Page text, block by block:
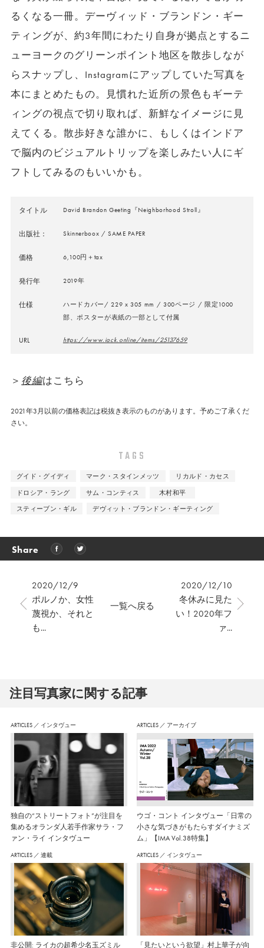
るくなる一冊。デーヴィッド・ブランドン・ギー
ティングが、約3年間にわたり自身が拠点とするニ
ューヨークのグリーンポイント地区を散歩しなが
らスナップし、Instagramにアップしていた写真を
本にまとめたもの。見慣れた近所の景色もギーテ
ィングの視点で切り取れば、新鮮なイメージに見
えてくる。散歩好きな誰かに、もしくはインドア
で脳内のビジュアルトリップを楽しみたい人にギ
フトしてみるのもいいかも。
タイトル David Brandon Geeting『Neighborhood Stroll』
出版社： Skinnerboox / SAME PAPER
価格 6,100円＋tax
発行年 2019年
仕様
ハードカバー/ 229 x 305 mm / 300ページ / 限定1000
部、ポスターが表紙の一部として付属
URL https://www.iack.online/items/25137659
＞ 後編はこちら
2021年3月以前の価格表記は税抜き表示のものがあります。予めご了承くだ
さい。
TAGS
グイド・グイディ マーク・スタインメッツ
リカルド・カセス
ドロシア・ラング
サム・コンティス
木村和平
スティーブン・ギル
デヴィット・ブランドン・ギーティング
Share
2020/12/9
ポルノか、女性
蔑視か、それと
も...
2020/12/10
冬休みに見た
い！2020年フ
ァ...
一覧へ戻る
注⽬写真家に関する記事
ARTICLES ／ インタヴュー
独自の“ストリートフォト”が注目を
集めるオランダ人若手作家サラ・フ
ァン・ライ インタヴュー
ARTICLES ／ アーカイブ
ウゴ・コント インタヴュー「日常の
小さな気づきがもたらすダイナミズ
ム」【IMA Vol.38特集】
ARTICLES ／ 連載
非公開: ライカの超希少名玉ズミル
ARTICLES ／ インタヴュー
「見たいという欲望」村上華子が向